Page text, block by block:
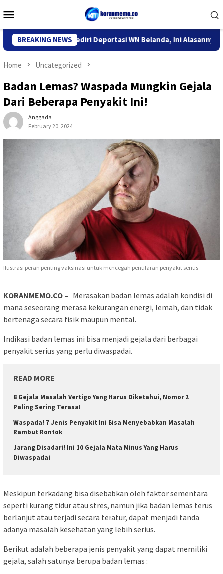
to
Menu
BREAKING NEWS
Imigrasi Kediri Deportasi WN Belanda, Ini Alasannya
Home Uncategorized
Badan Lemas? Waspada Mungkin Gejala
Dari Beberapa Penyakit Ini!
Anggada
February 20, 2024
Ilustrasi peran penting vaksinasi untuk mencegah penularan penyakit serius
KORANMEMO.CO – Merasakan badan lemas adalah kondisi di
mana seseorang merasa kekurangan energi, lemah, dan tidak
bertenaga secara fisik maupun mental.
Indikasi badan lemas ini bisa menjadi gejala dari berbagai
penyakit serius yang perlu diwaspadai.
READ MORE
8 Gejala Masalah Vertigo Yang Harus Diketahui, Nomor 2
Paling Sering Terasa!
Waspada! 7 Jenis Penyakit Ini Bisa Menyebabkan Masalah
Rambut Rontok
Jarang Disadari! Ini 10 Gejala Mata Minus Yang Harus
Diwaspadai
Meskipun terkadang bisa disebabkan oleh faktor sementara
seperti kurang tidur atau stres, namun jika badan lemas terus
berlanjut atau terjadi secara teratur, dapat menjadi tanda
adanya masalah kesehatan yang lebih serius.
Berikut adalah beberapa jenis penyakit yang dapat memiliki
gejala, salah satunya berupa badan lemas :